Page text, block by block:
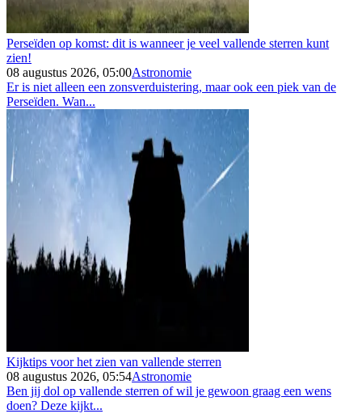
Perseïden op komst: dit is wanneer je veel vallende sterren kunt
zien!
08 augustus 2026, 05:00Astronomie
Er is niet alleen een zonsverduistering, maar ook een piek van de
Perseïden. Wan...
Kijktips voor het zien van vallende sterren
08 augustus 2026, 05:54Astronomie
Ben jij dol op vallende sterren of wil je gewoon graag een wens
doen? Deze kijkt...